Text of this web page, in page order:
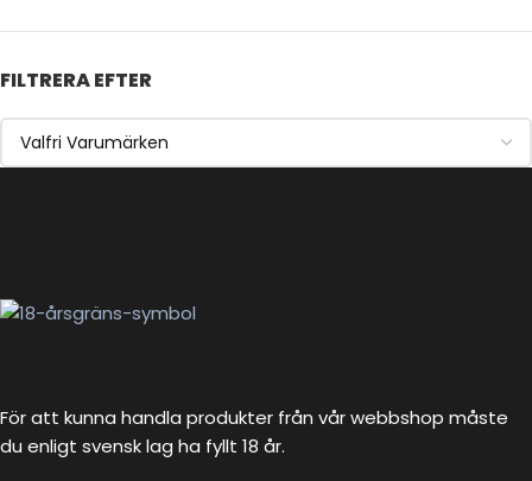
FILTRERA EFTER
För att kunna handla produkter från vår webbshop måste
du enligt svensk lag ha fyllt 18 år.